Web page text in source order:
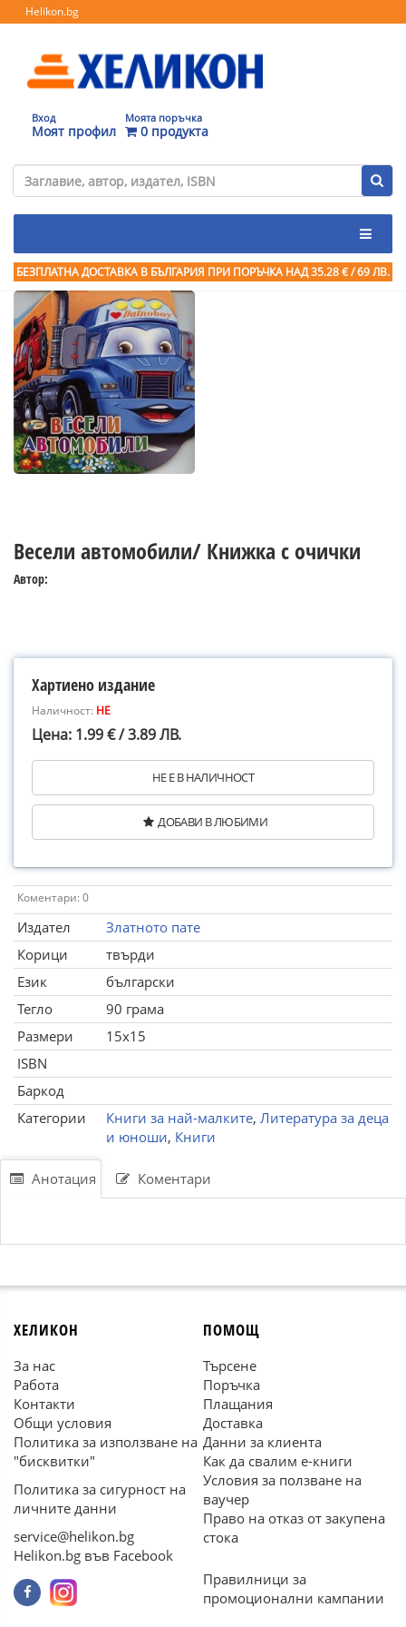
Helikon.bg
Вход
Моят профил
Моята поръчка
0 продукта
БЕЗПЛАТНА ДОСТАВКА В БЪЛГАРИЯ ПРИ ПОРЪЧКА НАД 35.28 € / 69 ЛВ.
Весели автомобили/ Книжка с очички
Автор:
Хартиено издание
Наличност: НЕ
Цена: 1.99 € / 3.89 ЛВ.
НЕ Е В НАЛИЧНОСТ
ДОБАВИ В ЛЮБИМИ
Коментари: 0
Издател
Златното пате
Корици
твърди
Език
български
Тегло
90 грама
Размери
15x15
ISBN
Баркод
Категории
Книги за най-малките, Литература за деца
и юноши, Книги
Анотация Коментари
ХЕЛИКОН
За нас
Работа
Контакти
Общи условия
Политика за използване на
"бисквитки"
Политика за сигурност на
личните данни
service@helikon.bg
Helikon.bg във Facebook
ПОМОЩ
Търсене
Поръчка
Плащания
Доставка
Данни за клиента
Как да свалим е-книги
Условия за ползване на
ваучер
Право на отказ от закупена
стока
Правилници за
промоционални кампании